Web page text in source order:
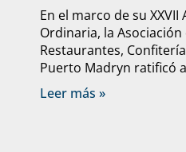
En el marco de su
Ordinaria, la Asociación
Restaurantes,
Puerto Madryn ratificó
Leer más »